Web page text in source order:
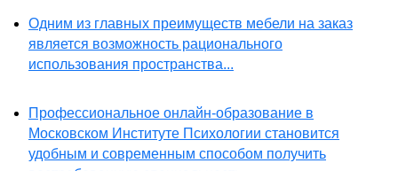
Одним из главных преимуществ мебели на заказ
является возможность рационального
использования пространства...
Профессиональное онлайн-образование в
Московском Институте Психологии становится
удобным и современным способом получить